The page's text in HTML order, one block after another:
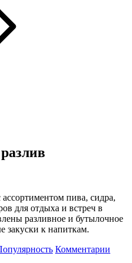
пива, сидра,
для отдыха и встреч в
разливное и бутылочное
закуски к напиткам.
Комментарии